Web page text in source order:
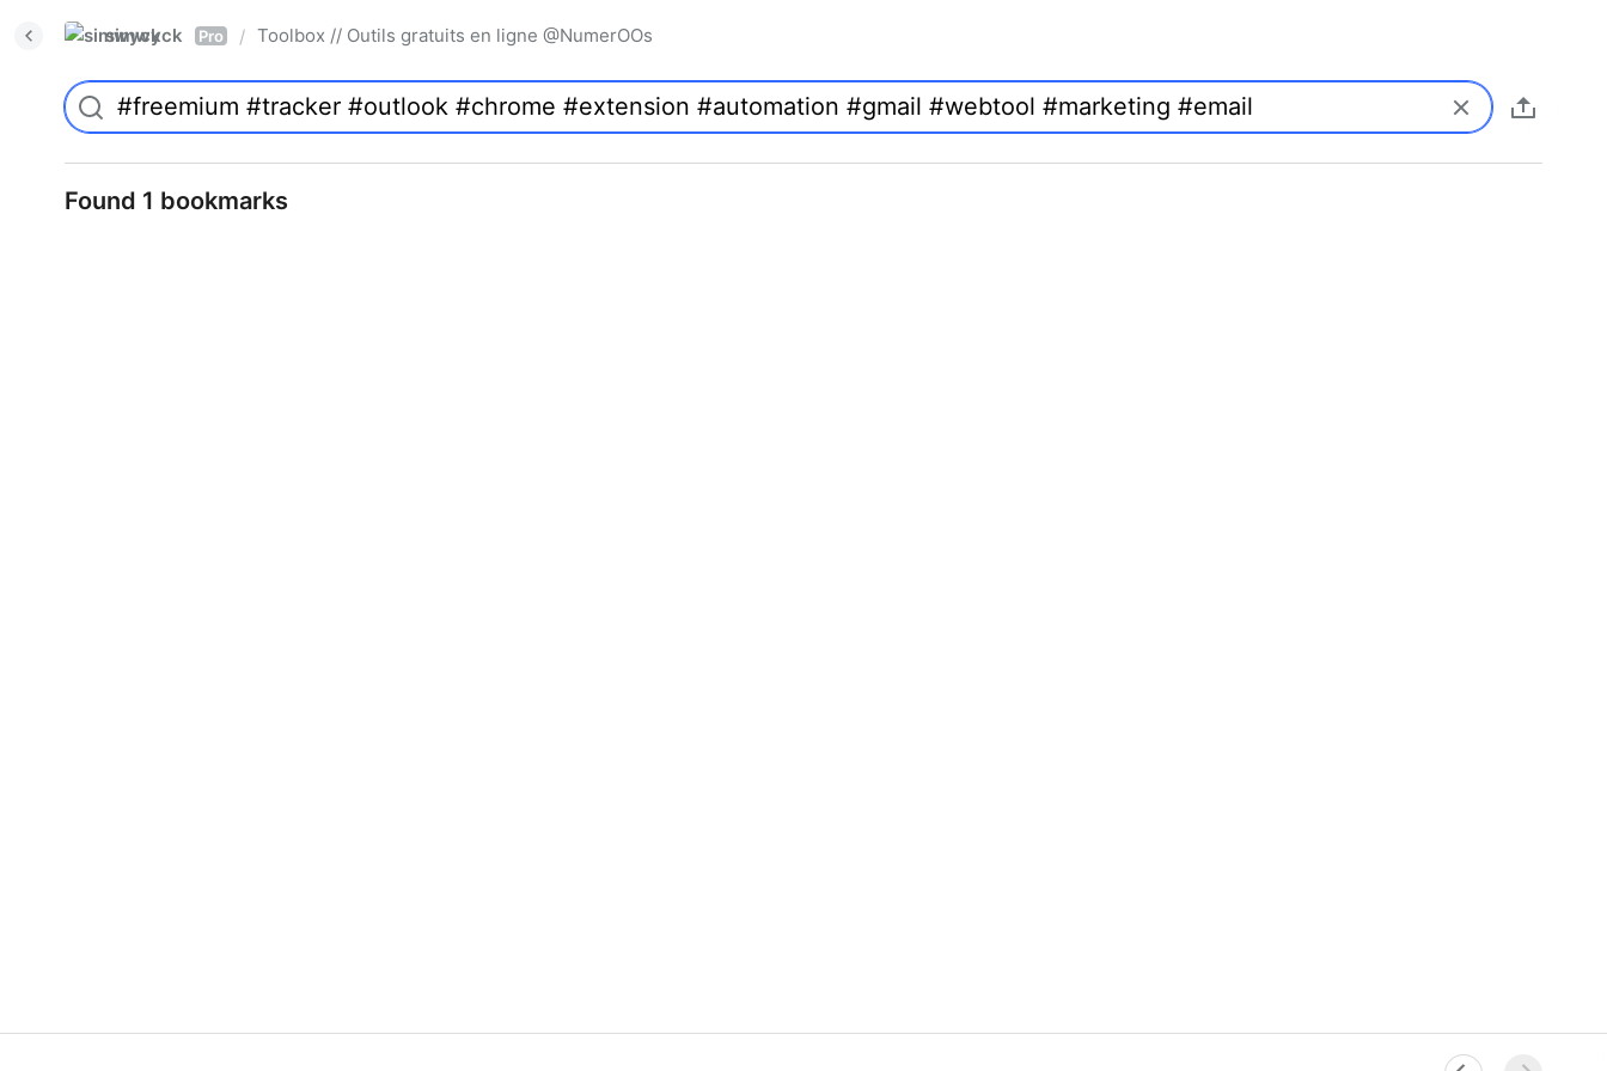
simwyck Pro / Toolbox // Outils gratuits en ligne @NumerOOs
Found 1 bookmarks